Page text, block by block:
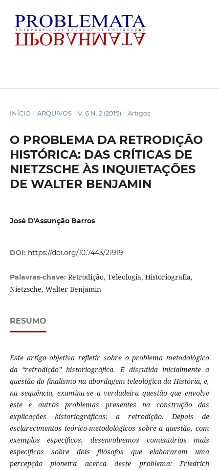
INÍCIO / ARQUIVOS / V. 6 N. 2 (2015) / Artigos
O PROBLEMA DA RETRODIÇÃO
HISTÓRICA: DAS CRÍTICAS DE
NIETZSCHE ÀS INQUIETAÇÕES
DE WALTER BENJAMIN
José D'Assunção Barros
DOI: https://doi.org/10.7443/21919
Palavras-chave: Retrodição, Teleologia, Historiografia,
Nietzsche, Walter Benjamin
RESUMO
Este artigo objetiva refletir sobre o problema metodológico
da “retrodição” historiográfica. É discutida inicialmente a
questão do finalismo na abordagem teleológica da História, e,
na sequência, examina-se a verdadeira questão que envolve
este e outros problemas presentes na construção das
explicações historiográficas: a retrodição. Depois de
esclarecimentos teórico-metodológicos sobre a questão, com
exemplos específicos, desenvolvemos comentários mais
específicos sobre dois filósofos que elaboraram uma
percepção pioneira acerca deste problema: Friedrich